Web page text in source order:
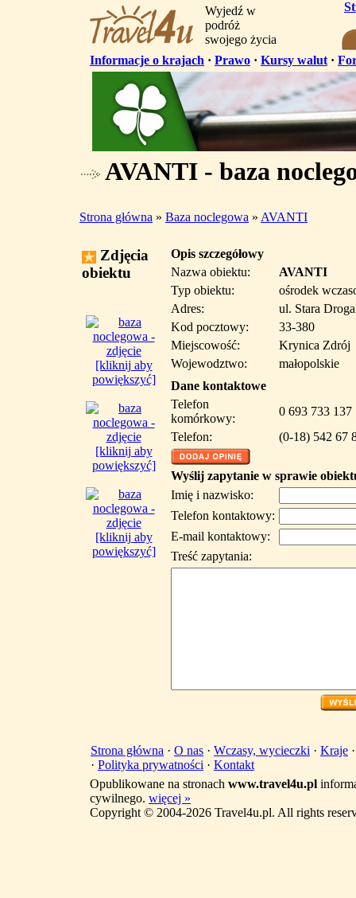
Wyjedź w
podróż
swojego życia
Informacje o krajach · Prawo · Kursy walut ·
AVANTI - baza
Strona główna » Baza noclegowa » AVANTI
Zdjęcia
obiektu
[kliknij aby
powiększyć]
[kliknij aby
powiększyć]
[kliknij aby
powiększyć]
Opis szczegółowy
Nazwa obiektu:
AVANTI
Typ obiektu:
ośrodek
Adres:
ul. Stara
Kod pocztowy:
33-380
Miejscowość:
Krynica Zdrój
Wojewodztwo:
małopolskie
Dane kontaktowe
Telefon
komórkowy:
0 693 733 137
Telefon:
(0-18) 542 67
Wyślij zapytanie w sprawie
Imię i nazwisko:
Telefon kontaktowy:
E-mail kontaktowy:
Treść zapytania:
Strona główna · O nas · Wczasy, wycieczki · Kraje
· Polityka prywatności · Kontakt
Opublikowane na stronach www.travel4u.pl
cywilnego. więcej »
Copyright © 2004-2026 Travel4u.pl. All rights